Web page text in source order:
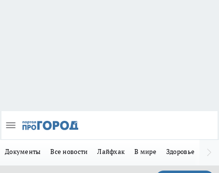
Документы Все новости Лайфхак В мире Здоровье